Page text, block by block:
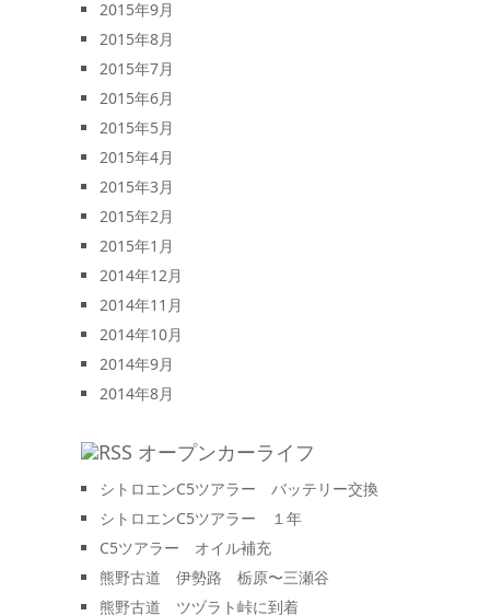
2015年9月
2015年8月
2015年7月
2015年6月
2015年5月
2015年4月
2015年3月
2015年2月
2015年1月
2014年12月
2014年11月
2014年10月
2014年9月
2014年8月
オープンカーライフ
シトロエンC5ツアラー バッテリー交換
シトロエンC5ツアラー １年
C5ツアラー オイル補充
熊野古道 伊勢路 栃原〜三瀬谷
熊野古道 ツヅラト峠に到着